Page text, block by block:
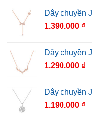
Dây chuyền
1.390.000 ₫
Dây chuyền
1.290.000 ₫
Dây chuyền
1.190.000 ₫